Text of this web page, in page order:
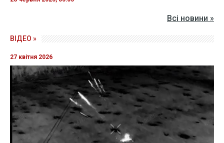
Всі новини »
ВІДЕО »
27 квітня 2026